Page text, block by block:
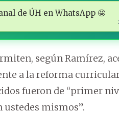
de ÚH en WhatsApp 🤩
según Ramírez,
a la reforma
fueron de “primer
ustedes mismos”.